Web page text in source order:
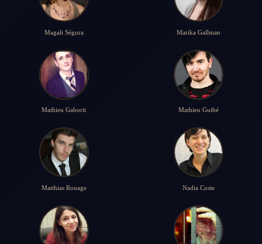
Magali Ségura Marika Gallman
Mathieu Gaborit Mathieu Guibé
Matthias Rouage Nadia Coste